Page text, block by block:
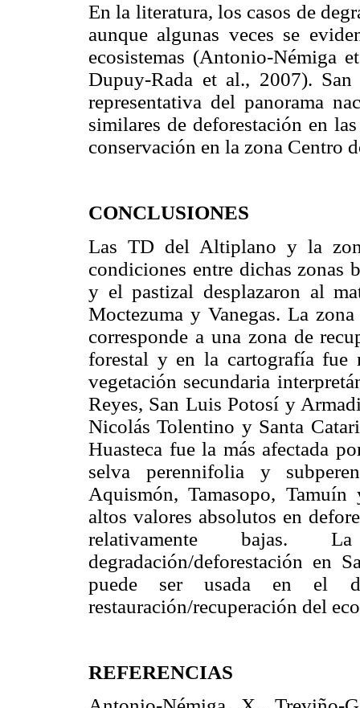
En la literatura, los casos de
aunque algunas veces se
ecosistemas (Antonio-Némiga
Dupuy-Rada et al., 2007).
representativa del panorama
similares de deforestación en
conservación en la zona Centro
CONCLUSIONES
Las TD del Altiplano y la
condiciones entre dichas zonas
y el pastizal desplazaron al
Moctezuma y Vanegas. La
corresponde a una zona de
forestal y en la cartografía fue
vegetación secundaria
Reyes, San Luis Potosí y
Nicolás Tolentino y Santa
Huasteca fue la más afectada
selva perennifolia y
Aquismón, Tamasopo,
altos valores absolutos en
relativamente bajas.
degradación/deforestación en
puede ser usada en el
restauración/recuperación del
REFERENCIAS